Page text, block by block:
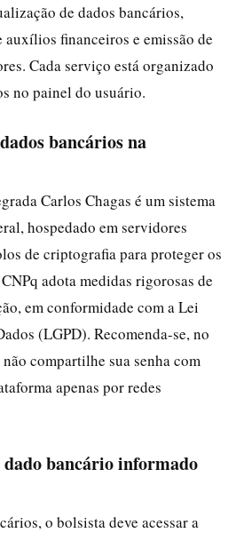
de dados bancários,
auxílios financeiros e emissão de
Cada serviço está organizado
no painel do usuário.
bancários na
Carlos Chagas é um sistema
hospedado em servidores
de criptografia para proteger os
adota medidas rigorosas de
em conformidade com a Lei
(LGPD). Recomenda-se, no
compartilhe sua senha com
apenas por redes
bancário informado
o bolsista deve acessar a